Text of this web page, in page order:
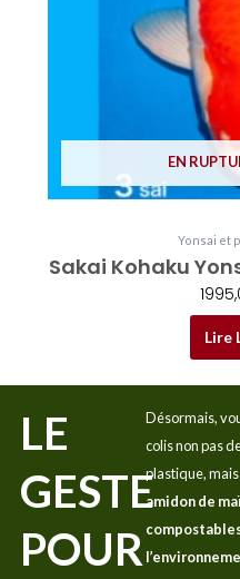
EN
Yonsai et
Sakai Kohaku
Lire
LE
GESTE
POUR
Désormais,
colis non pas
plastique,
amidon de